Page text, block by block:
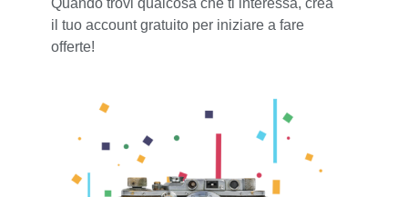
il tuo account gratuito per iniziare a fare
offerte!